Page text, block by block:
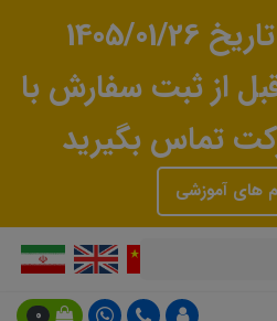
قیمت ها در تاریخ 1405/01/26
از ثبت سفارش با
تماس بگیرید
های آموزشی
0